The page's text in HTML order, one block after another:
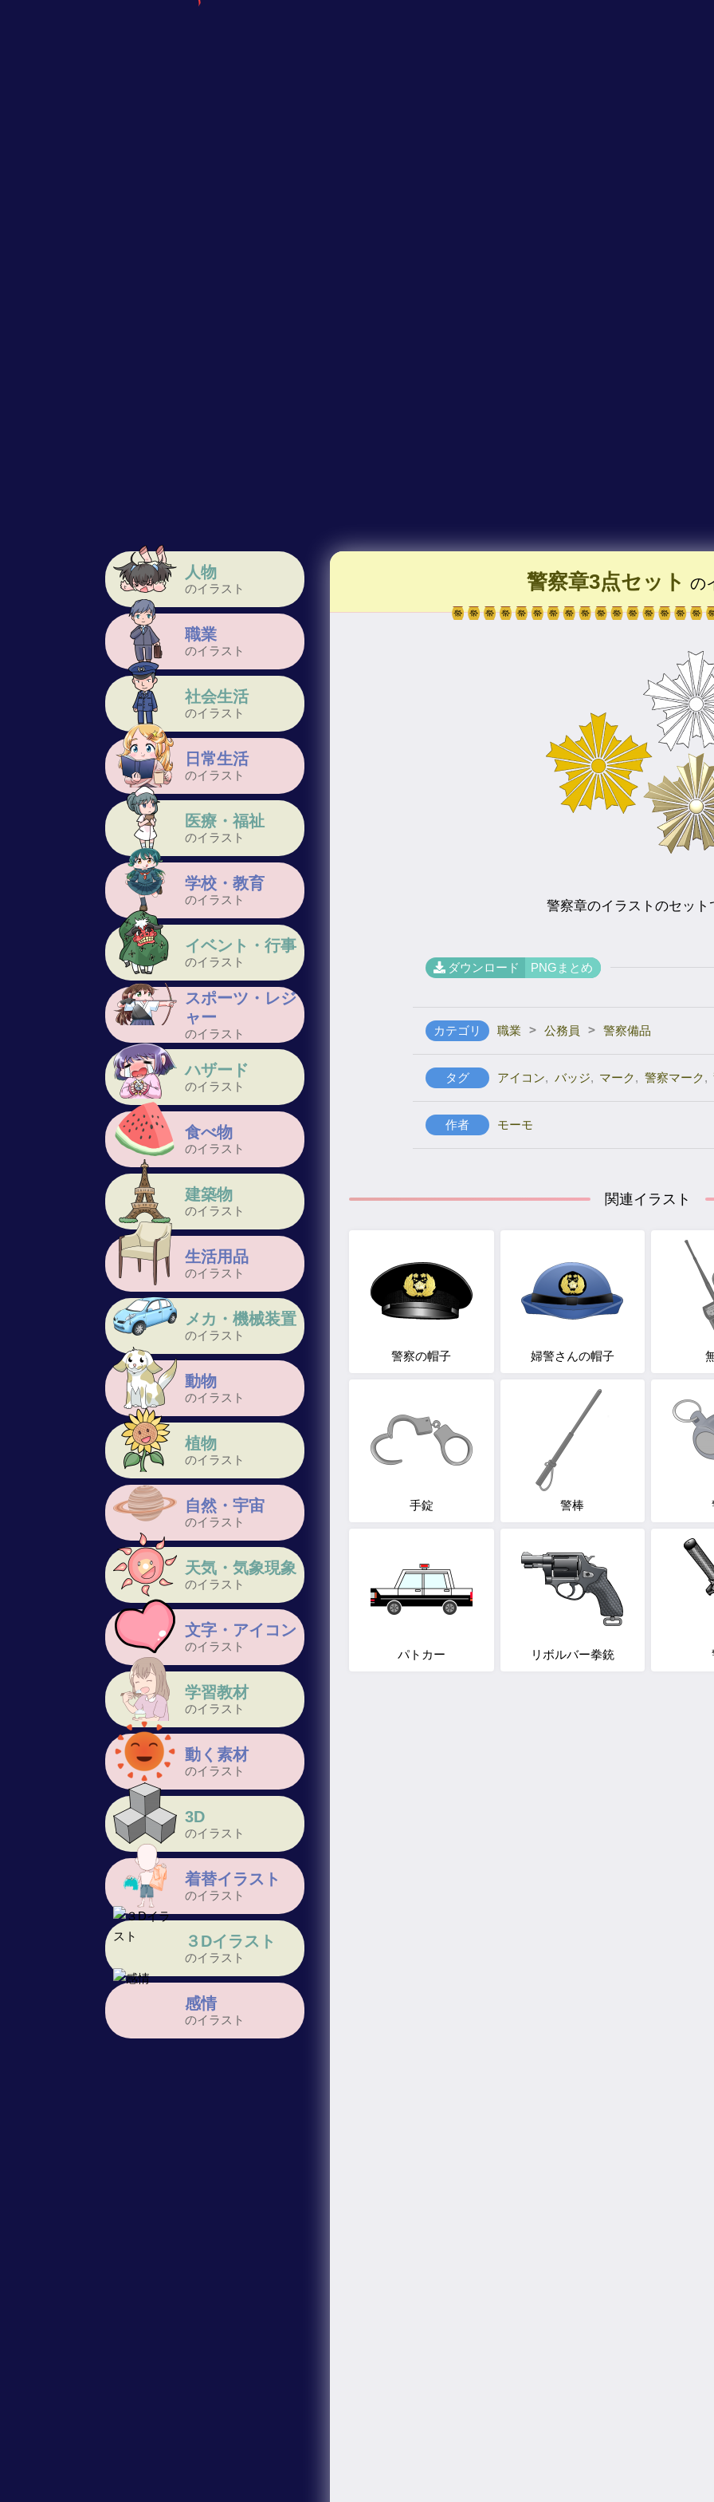
人物
のイラスト
職業
のイラスト
社会生活
のイラスト
日常生活
のイラスト
医療・福祉
のイラスト
学校・教育
のイラスト
イベント・行事
のイラスト
スポーツ・レジ
ャー
のイラスト
ハザード
のイラスト
食べ物
のイラスト
建築物
のイラスト
生活用品
のイラスト
メカ・機械装置
のイラスト
動物
のイラスト
植物
のイラスト
自然・宇宙
のイラスト
天気・気象現象
のイラスト
文字・アイコン
のイラスト
学習教材
のイラスト
動く素材
のイラスト
3D
のイラスト
着替イラスト
のイラスト
３Dイラスト
のイラスト
感情
のイラスト
警察章3点セット の
警察章のイラストのセット
ダウンロード PNGまとめ
カテゴリ 職業 > 公務員 > 警察備品
タグ アイコン, バッジ, マーク, 警察マーク,
作者 モーモ
関連イラスト
警察の帽子 婦警さんの帽子
手錠 警棒
パトカー リボルバー拳銃